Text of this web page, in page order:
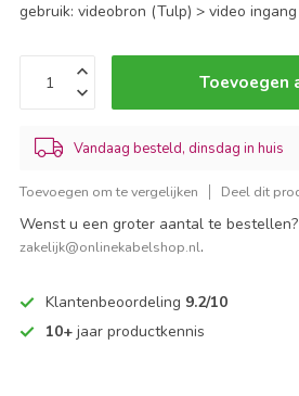
gebruik: videobron (Tulp) > video
Toevoegen
Vandaag besteld, dinsdag in huis
Toevoegen om te vergelijken Deel dit
Wenst u een groter aantal te bestellen?
zakelijk@onlinekabelshop.nl.
Klantenbeoordeling 9.2/10
10+ jaar productkennis